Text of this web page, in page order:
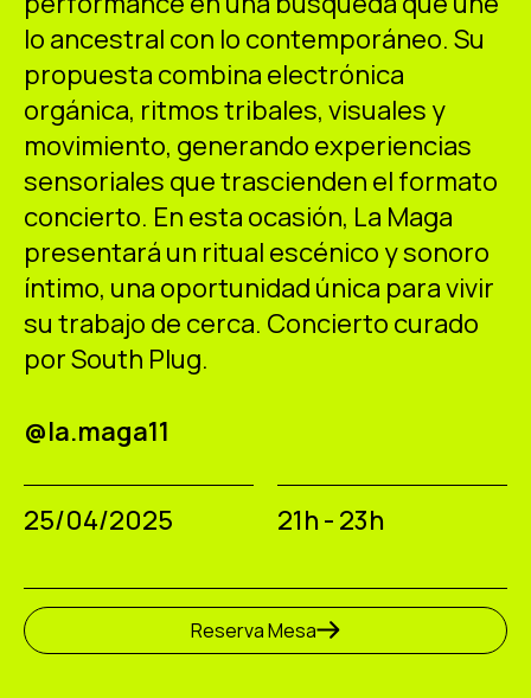
Facebook InstagramYoutubeTwitter/X
lo ancestral con lo contemporáneo. Su
propuesta combina electrónica
orgánica, ritmos tribales, visuales y
movimiento, generando experiencias
sensoriales que trascienden el formato
concierto. En esta ocasión, La Maga
presentará un ritual escénico y sonoro
íntimo, una oportunidad única para vivir
su trabajo de cerca. Concierto curado
por South Plug.
@la.maga11
25/04/2025 21h - 23h
Reserva Mesa